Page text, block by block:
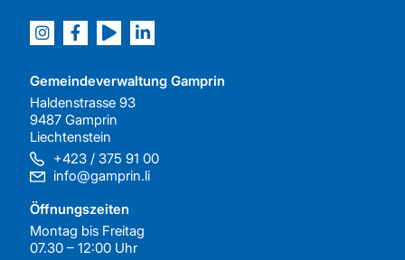
Gemeindeverwaltung Gamprin
Haldenstrasse 93
9487 Gamprin
Liechtenstein
+423 / 375 91 00
info@gamprin.li
Öffnungszeiten
Montag bis Freitag
07.30 – 12:00 Uhr